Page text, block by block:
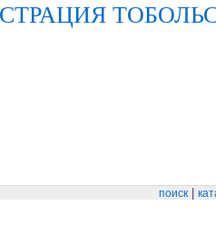
поиск